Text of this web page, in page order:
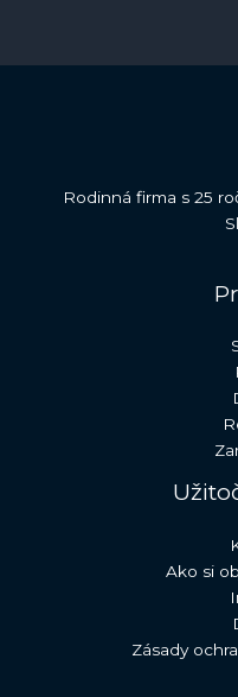
Rodinná firma s 25
Ako si
Zásady